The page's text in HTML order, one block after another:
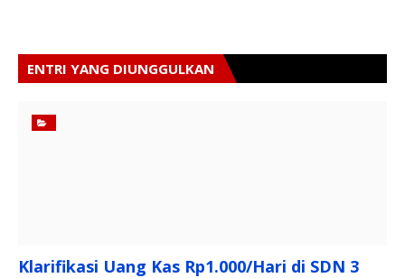
ENTRI YANG DIUNGGULKAN
Klarifikasi Uang Kas Rp1.000/Hari di SDN 3